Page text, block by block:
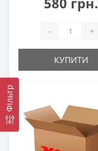
Фільтр
- +
КУПИТИ